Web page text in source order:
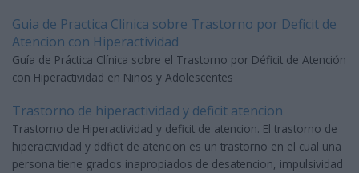
Guia de Practica Clinica sobre Trastorno por Deficit de
Atencion con Hiperactividad
Guía de Práctica Clínica sobre el Trastorno por Déficit de Atención
con Hiperactividad en Niños y Adolescentes
Trastorno de hiperactividad y deficit atencion
Trastorno de Hiperactividad y deficit de atencion. El trastorno de
hiperactividad y ddficit de atencion es un trastorno en el cual una
persona tiene grados inapropiados de desatencion, impulsividad